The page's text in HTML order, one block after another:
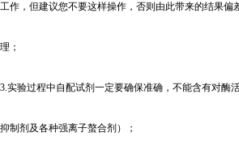
工作，但建议您不要这样操作，否则由此带来的结果偏
理；
3.实验过程中自配试剂一定要确保准确，不能含有对酶
抑制剂及各种强离子螯合剂）；